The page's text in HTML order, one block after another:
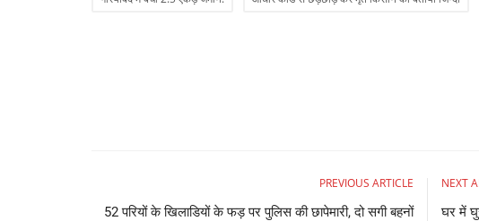
PREVIOUS ARTICLE
52 परियों के खिलाडियों के फड़ पर पुलिस की छापेमारी, दो सगी बहनों
NEXT
घर में